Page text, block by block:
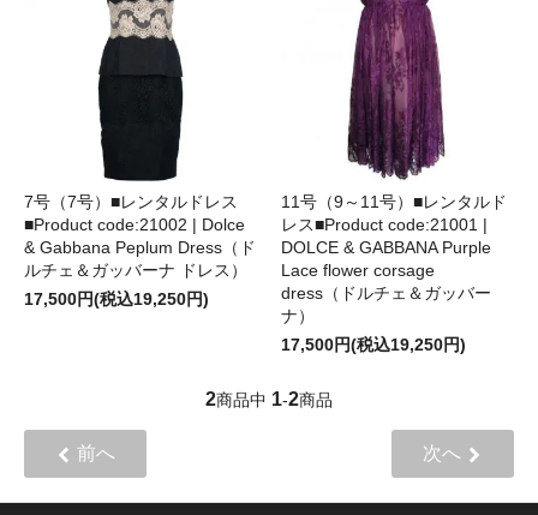
7号（7号）■レンタルドレス
■Product code:21002 | Dolce
& Gabbana Peplum Dress（ド
ルチェ＆ガッバーナ ドレス）
17,500円(税込19,250円)
11号（9～11号）■レンタルド
レス■Product code:21001 |
DOLCE & GABBANA Purple
Lace flower corsage
dress（ドルチェ＆ガッバー
ナ）
17,500円(税込19,250円)
2商品中 1-2商品
前へ 次へ